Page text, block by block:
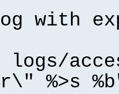
with
logs/
%>s